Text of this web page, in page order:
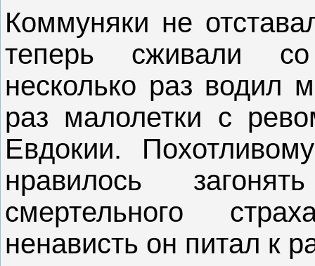
Коммуняки не
теперь сживали
несколько раз водил
раз малолетки с
Евдокии.
нравилось
смертельного
ненависть он питал к